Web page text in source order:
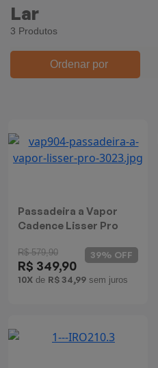
Lar
3 Produtos
Ordenar por
Passadeira a Vapor
Cadence Lisser Pro
R$ 579,90
R$ 349,90
10X de R$ 34,99 sem juros
39% OFF
Panelas Elétricas
Máquina de Waffle
Cooktops
Batedeiras